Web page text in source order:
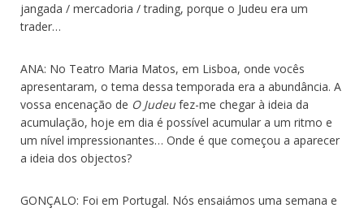
jangada / mercadoria / trading, porque o Judeu era um
trader…
ANA: No Teatro Maria Matos, em Lisboa, onde vocês
apresentaram, o tema dessa temporada era a abundância. A
vossa encenação de O Judeu fez-me chegar à ideia da
acumulação, hoje em dia é possível acumular a um ritmo e
um nível impressionantes… Onde é que começou a aparecer
a ideia dos objectos?
GONÇALO: Foi em Portugal. Nós ensaiámos uma semana e